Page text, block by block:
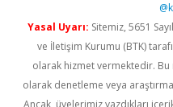
Yasal Uyarı: Sitemiz, 5651
ve İletişim Kurumu (BTK)
olarak hizmet vermektedir.
olarak denetleme veya
Ancak, üyelerimiz yazdıkları